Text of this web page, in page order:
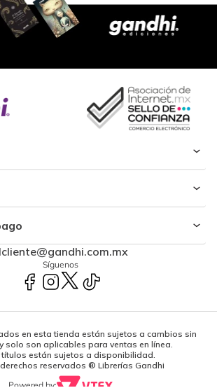
Síguenos
en esta tienda están sujetos a cambios sin
solo son aplicables para ventas en línea.
están sujetos a disponibilidad.
reservados ® Librerías Gandhi
Powered by: